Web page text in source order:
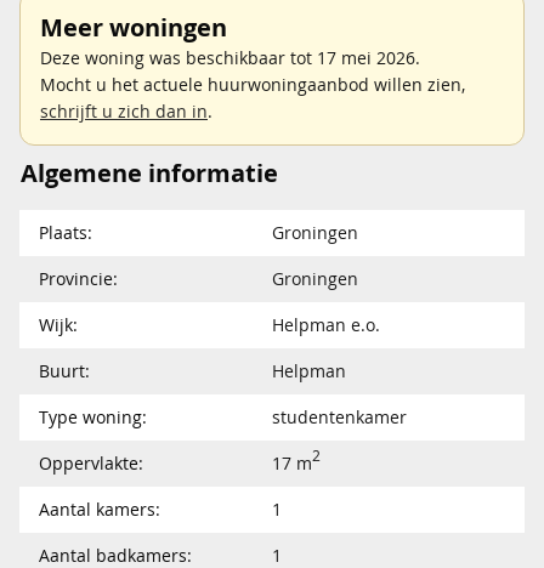
Meer woningen
Deze woning was beschikbaar tot 17 mei 2026.
Mocht u het actuele huurwoningaanbod willen zien,
schrijft u zich dan in.
Algemene informatie
Plaats:
Groningen
Provincie:
Groningen
Wijk:
Helpman e.o.
Buurt:
Helpman
Type woning:
studentenkamer
Oppervlakte:
17 m2
Aantal kamers:
1
Aantal badkamers:
1